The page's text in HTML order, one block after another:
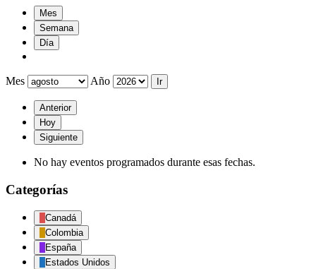
Mes
Semana
Día
Mes Año
Anterior
Hoy
Siguiente
No hay eventos programados durante esas fechas.
Categorías
Canadá
Colombia
España
Estados Unidos